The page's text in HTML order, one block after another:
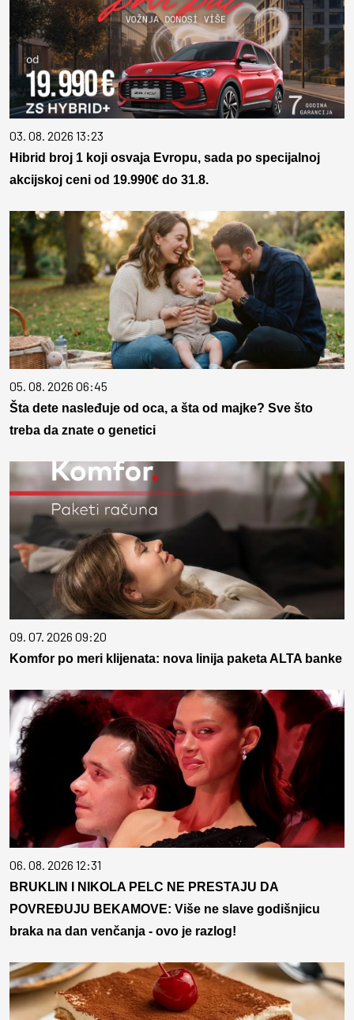
03. 08. 2026 13:23
Hibrid broj 1 koji osvaja Evropu, sada po specijalnoj
akcijskoj ceni od 19.990€ do 31.8.
05. 08. 2026 06:45
Šta dete nasleđuje od oca, a šta od majke? Sve što
treba da znate o genetici
09. 07. 2026 09:20
Komfor po meri klijenata: nova linija paketa ALTA banke
06. 08. 2026 12:31
BRUKLIN I NIKOLA PELC NE PRESTAJU DA
POVREĐUJU BEKAMOVE: Više ne slave godišnjicu
braka na dan venčanja - ovo je razlog!